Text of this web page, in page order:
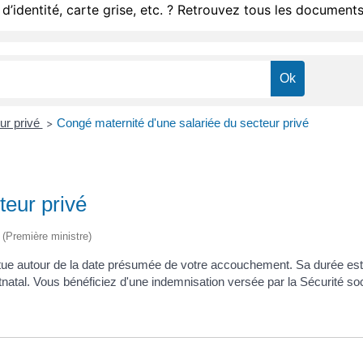
carte grise, etc. ? Retrouvez tous les
privé > Congé maternité d'une salariée du secteur privé
privé
ministre)
autour de la date présumée de votre accouchement. Sa durée
Vous bénéficiez d'une indemnisation versée par la Sécurité